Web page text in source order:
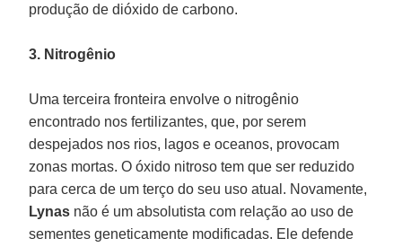
produção de dióxido de carbono.
3. Nitrogênio
Uma terceira fronteira envolve o nitrogênio
encontrado nos fertilizantes, que, por serem
despejados nos rios, lagos e oceanos, provocam
zonas mortas. O óxido nitroso tem que ser reduzido
para cerca de um terço do seu uso atual. Novamente,
Lynas não é um absolutista com relação ao uso de
sementes geneticamente modificadas. Ele defende